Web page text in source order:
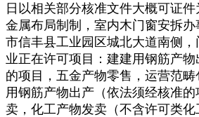
日以相关部分核准文件大概可证件
金属布局制制，室内木门窗安拆办
市信丰县工业园区城北大道南侧
业正在许可项目：建建用钢筋产
的项目，五金产物零售，运营范
用钢筋产物出产（依法须经核准
卖，化工产物发卖（不含许可类